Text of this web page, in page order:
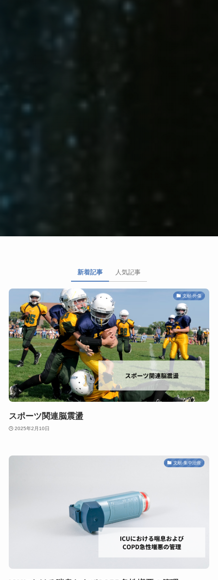
新着記事 人気記事
文献-外傷
スポーツ関連脳震盪
2025年2月10日
文献-集中治療